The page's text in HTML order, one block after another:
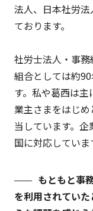
法人、日本社労
ております。
社労士法人・事
組合としては約
す。私や葛西は
業主さまをはじ
当しています。
国に対応していま
もともと事
を利用されてい